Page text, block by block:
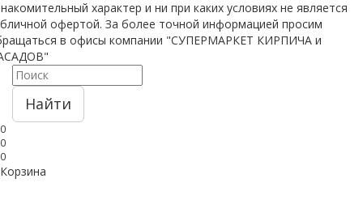
характер и ни при каких условиях не является
офертой. За более точной информацией просим
в офисы компании "СУПЕРМАРКЕТ КИРПИЧА и
Найти
0
0
0
Корзина